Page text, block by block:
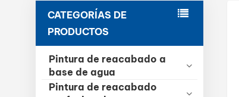
CATEGORÍAS DE
PRODUCTOS
Pintura de reacabado a
base de agua
Pintura de reacabado